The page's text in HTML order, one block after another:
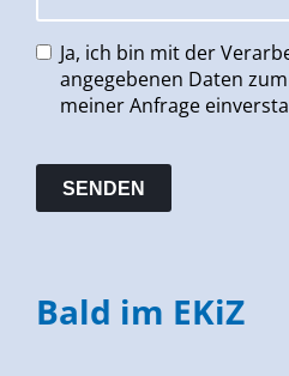
Ja, ich bin mit der
angegebenen Daten
meiner Anfrage
Bald im EKiZ